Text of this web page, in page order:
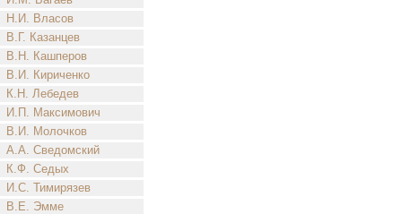
Н.И. Власов
В.Г. Казанцев
В.Н. Кашперов
В.И. Кириченко
К.Н. Лебедев
И.П. Максимович
В.И. Молочков
А.А. Сведомский
К.Ф. Седых
И.С. Тимирязев
В.Е. Эмме